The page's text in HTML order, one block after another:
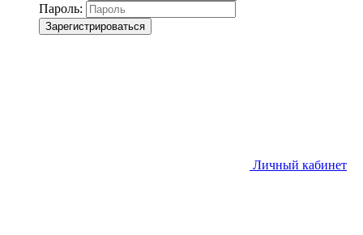
Пароль:
Зарегистрироваться
Личный кабинет